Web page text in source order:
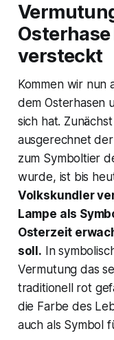
versteckt
Kommen wir nun
dem Osterhasen
sich hat.
ausgerechnet
zum Symboltier
wurde, ist bis
Volkskundler
Lampe als
Osterzeit
soll. In
Vermutung das
traditionell rot
die Farbe des
auch als Symbol